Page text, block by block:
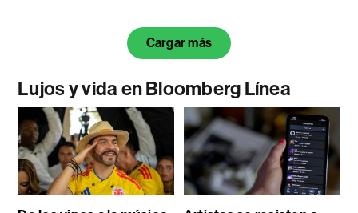
Cargar más
Lujos y vida en Bloomberg Línea